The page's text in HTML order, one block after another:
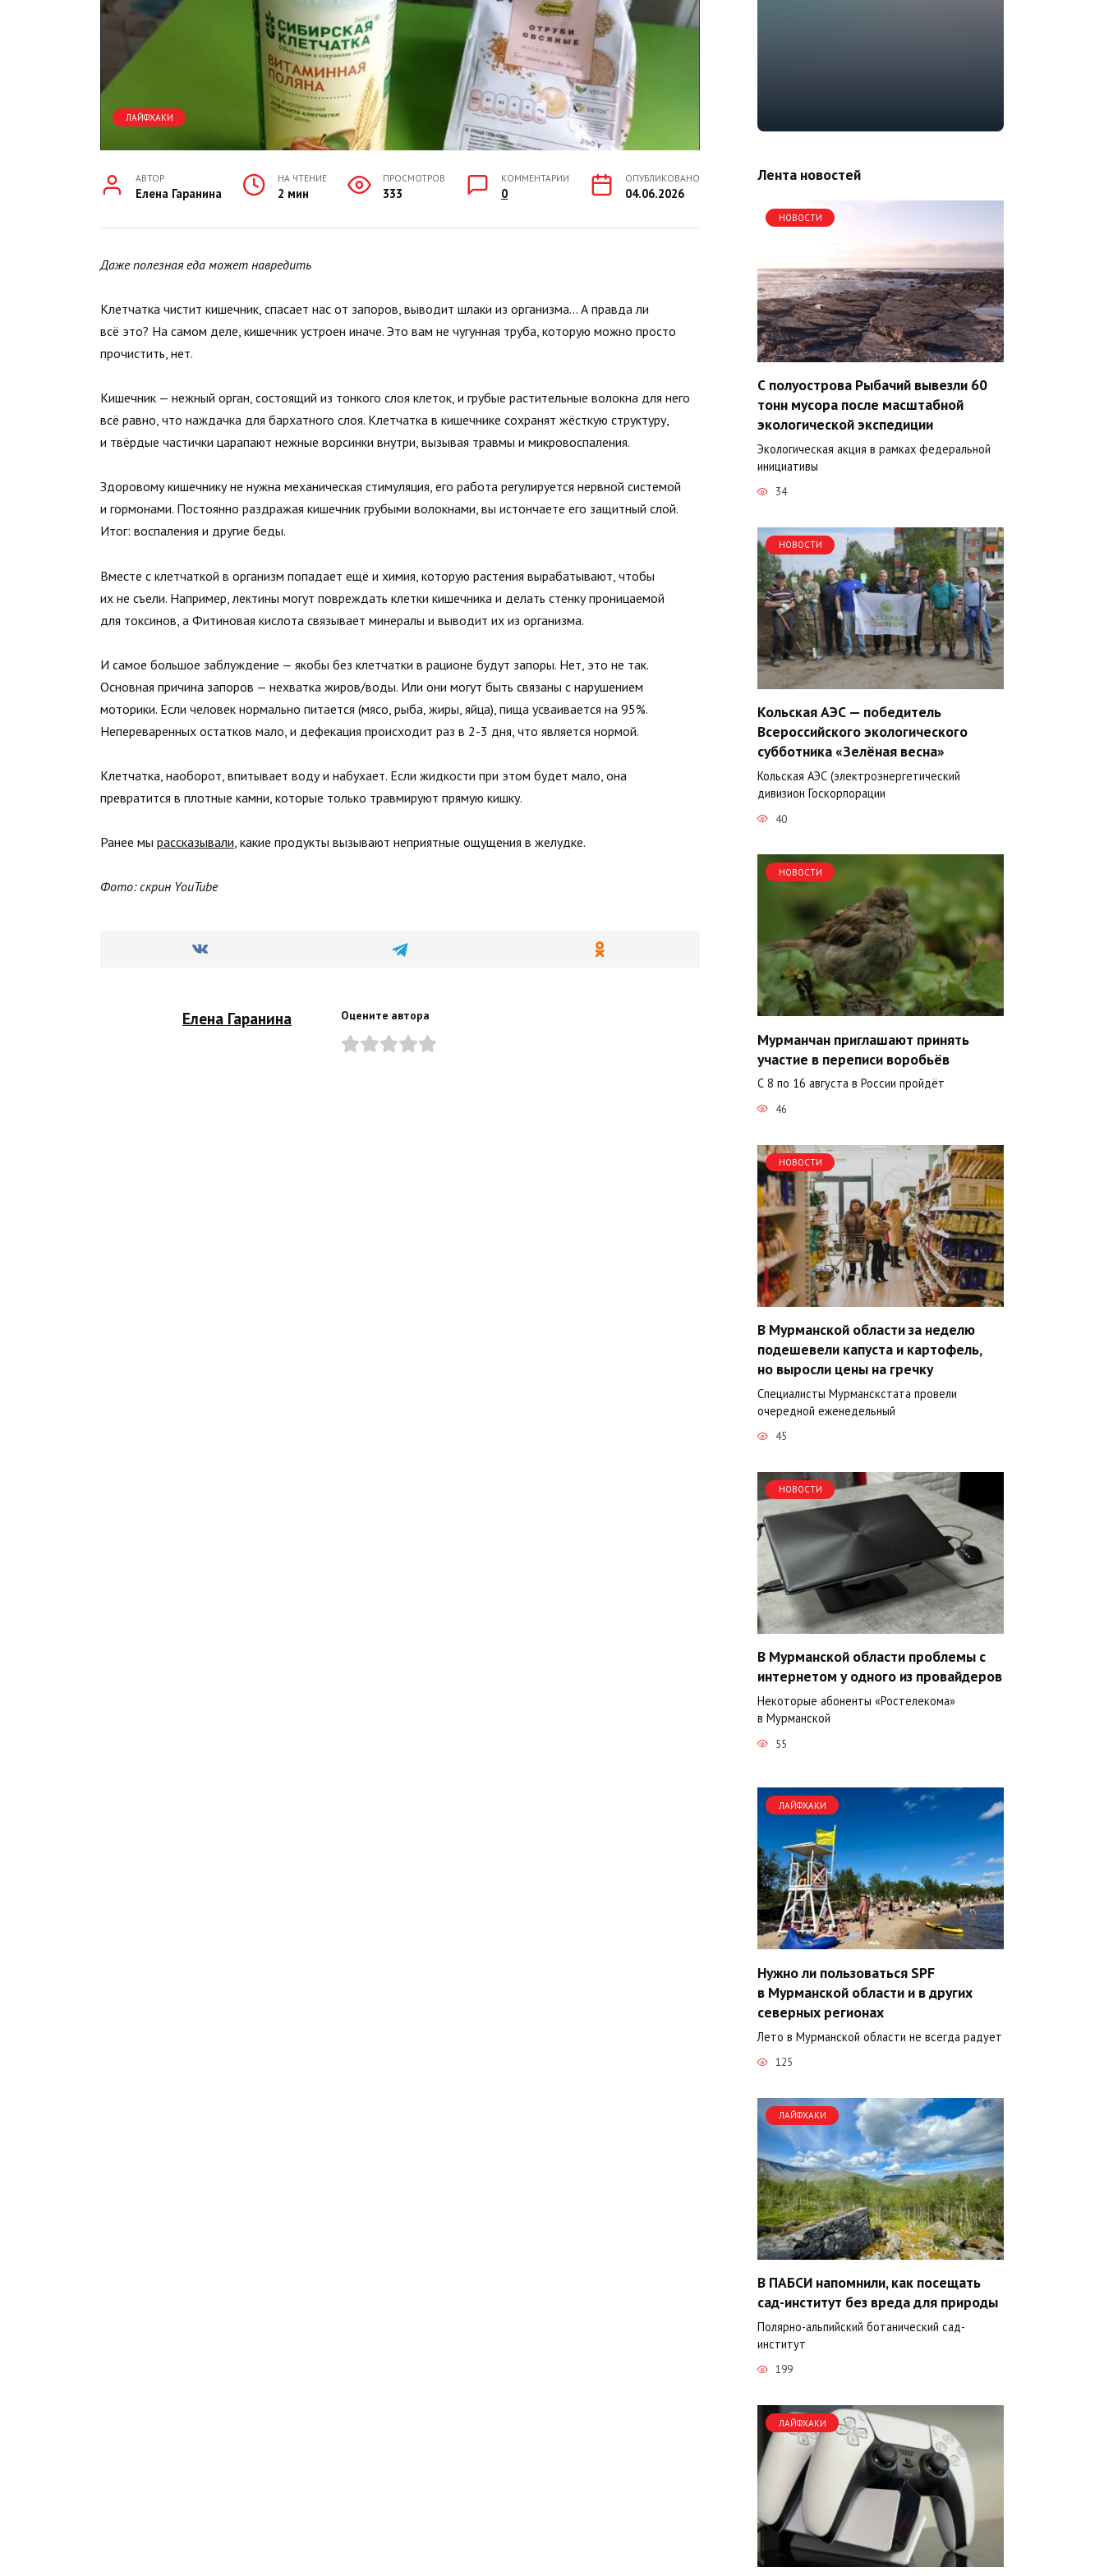
ЛАЙФХАКИ
АВТОР
Елена Гаранина
НА ЧТЕНИЕ
2 мин
ПРОСМОТРОВ
333
КОММЕНТАРИИ
0
ОПУБЛИКОВАНО
04.06.2026
Даже полезная еда может навредить
Клетчатка чистит кишечник, спасает нас от запоров, выводит шлаки из организма… А правда ли
всё это? На самом деле, кишечник устроен иначе. Это вам не чугунная труба, которую можно просто
прочистить, нет.
Кишечник — нежный орган, состоящий из тонкого слоя клеток, и грубые растительные волокна для него
всё равно, что наждачка для бархатного слоя. Клетчатка в кишечнике сохранят жёсткую структуру,
и твёрдые частички царапают нежные ворсинки внутри, вызывая травмы и микровоспаления.
Здоровому кишечнику не нужна механическая стимуляция, его работа регулируется нервной системой
и гормонами. Постоянно раздражая кишечник грубыми волокнами, вы истончаете его защитный слой.
Итог: воспаления и другие беды.
Вместе с клетчаткой в организм попадает ещё и химия, которую растения вырабатывают, чтобы
их не съели. Например, лектины могут повреждать клетки кишечника и делать стенку проницаемой
для токсинов, а Фитиновая кислота связывает минералы и выводит их из организма.
И самое большое заблуждение — якобы без клетчатки в рационе будут запоры. Нет, это не так.
Основная причина запоров — нехватка жиров/воды. Или они могут быть связаны с нарушением
моторики. Если человек нормально питается (мясо, рыба, жиры, яйца), пища усваивается на 95%.
Непереваренных остатков мало, и дефекация происходит раз в 2-3 дня, что является нормой.
Клетчатка, наоборот, впитывает воду и набухает. Если жидкости при этом будет мало, она
превратится в плотные камни, которые только травмируют прямую кишку.
Ранее мы рассказывали, какие продукты вызывают неприятные ощущения в желудке.
Фото: скрин YouTube
Елена Гаранина Оцените автора
Лента новостей
НОВОСТИ
С полуострова Рыбачий вывезли 60
тонн мусора после масштабной
экологической экспедиции
Экологическая акция в рамках федеральной
инициативы
34
НОВОСТИ
Кольская АЭС — победитель
Всероссийского экологического
субботника «Зелёная весна»
Кольская АЭС (электроэнергетический
дивизион Госкорпорации
40
НОВОСТИ
Мурманчан приглашают принять
участие в переписи воробьёв
С 8 по 16 августа в России пройдёт
46
НОВОСТИ
В Мурманской области за неделю
подешевели капуста и картофель,
но выросли цены на гречку
Специалисты Мурманскстата провели
очередной еженедельный
45
НОВОСТИ
В Мурманской области проблемы с
интернетом у одного из провайдеров
Некоторые абоненты «Ростелекома»
в Мурманской
55
ЛАЙФХАКИ
Нужно ли пользоваться SPF
в Мурманской области и в других
северных регионах
Лето в Мурманской области не всегда радует
125
ЛАЙФХАКИ
В ПАБСИ напомнили, как посещать
сад-институт без вреда для природы
Полярно-альпийский ботанический сад-
институт
199
ЛАЙФХАКИ